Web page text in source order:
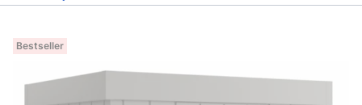
Bestseller